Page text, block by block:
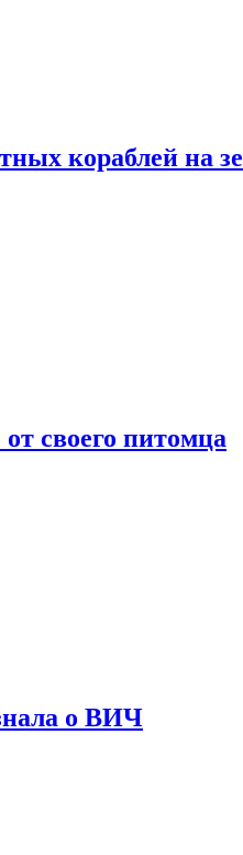
кораблей на
своего питомца
о ВИЧ